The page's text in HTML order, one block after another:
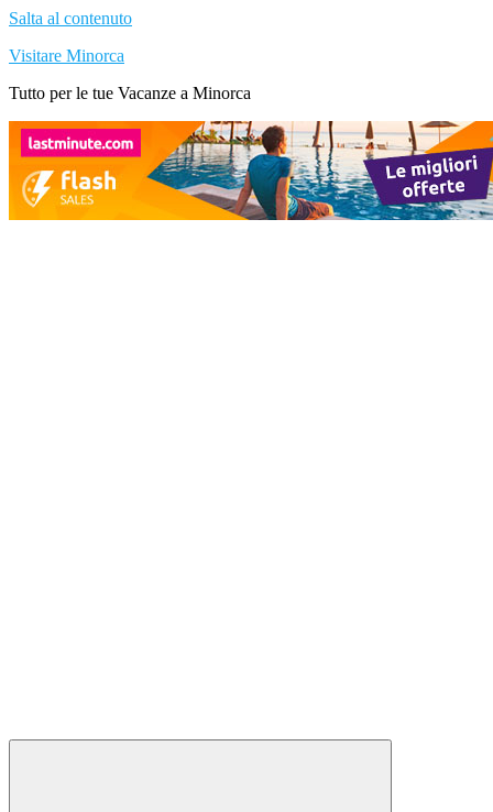
Salta al contenuto
Visitare Minorca
Tutto per le tue Vacanze a Minorca